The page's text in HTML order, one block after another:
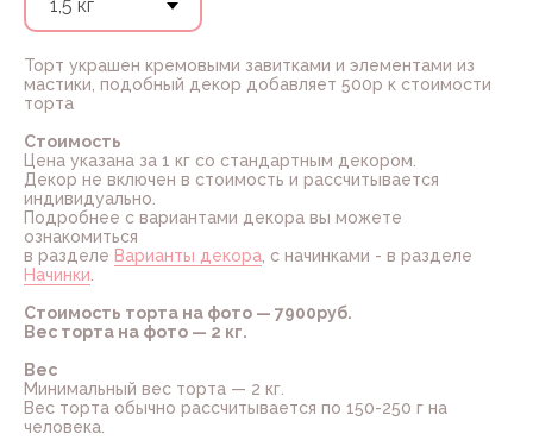
Торт украшен кремовыми завитками и элементами из
мастики, подобный декор добавляет 500р к стоимости
торта
Стоимость
Цена указана за 1 кг со стандартным декором.
Декор не включен в стоимость и рассчитывается
индивидуально.
Подробнее с вариантами декора вы можете
ознакомиться
в разделе Варианты декора, с начинками - в разделе
Начинки.
Стоимость торта на фото — 7900руб.
Вес торта на фото — 2 кг.
Вес
Минимальный вес торта — 2 кг.
Вес торта обычно рассчитывается по 150-250 г на
человека.